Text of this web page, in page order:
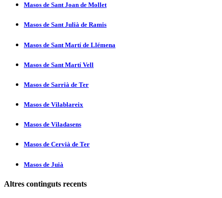
Masos de Sant Joan de Mollet
Masos de Sant Julià de Ramis
Masos de Sant Martí­ de Llémena
Masos de Sant Martí­ Vell
Masos de Sarrià de Ter
Masos de Vilablareix
Masos de Viladasens
Masos de Cervià de Ter
Masos de Juià
Altres continguts recents